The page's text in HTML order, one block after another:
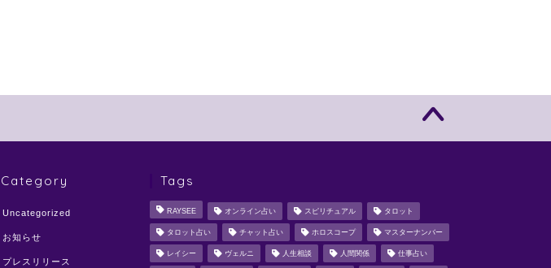
Category
Uncategorized
お知らせ
プレスリリース
Tags
RAYSEE オンライン占い スピリチュアル タロット
タロット占い チャット占い ホロスコープ マスターナンバー
レイシー ヴェルニ 人生相談 人間関係 仕事占い